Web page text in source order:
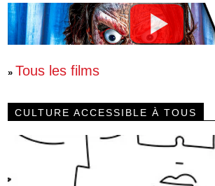
» Tous les films
CULTURE ACCESSIBLE À TOUS